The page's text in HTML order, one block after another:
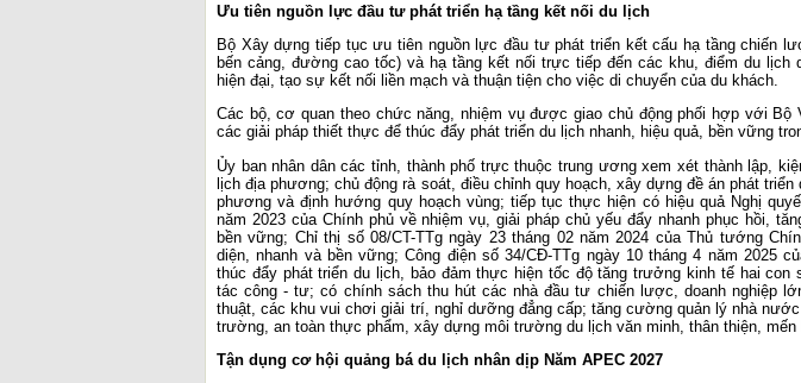
Ưu tiên nguồn lực đầu tư phát triển hạ tầng kết nối du lịch
Bộ Xây dựng tiếp tục ưu tiên nguồn lực đầu tư phát triển kết cấu hạ tầng chiến
bến cảng, đường cao tốc) và hạ tầng kết nối trực tiếp đến các khu, điểm du lịch
hiện đại, tạo sự kết nối liền mạch và thuận tiện cho việc di chuyển của du khách.
Các bộ, cơ quan theo chức năng, nhiệm vụ được giao chủ động phối hợp với Bộ
các giải pháp thiết thực để thúc đẩy phát triển du lịch nhanh, hiệu quả, bền vững
Ủy ban nhân dân các tỉnh, thành phố trực thuộc trung ương xem xét thành lập,
lịch địa phương; chủ động rà soát, điều chỉnh quy hoạch, xây dựng đề án phát
phương và định hướng quy hoạch vùng; tiếp tục thực hiện có hiệu quả Nghị
năm 2023 của Chính phủ về nhiệm vụ, giải pháp chủ yếu đẩy nhanh phục hồi,
bền vững; Chỉ thị số 08/CT-TTg ngày 23 tháng 02 năm 2024 của Thủ tướng
diện, nhanh và bền vững; Công điện số 34/CĐ-TTg ngày 10 tháng 4 năm 2025
thúc đẩy phát triển du lịch, bảo đảm thực hiện tốc độ tăng trưởng kinh tế hai con
tác công - tư; có chính sách thu hút các nhà đầu tư chiến lược, doanh nghiệp
thuật, các khu vui chơi giải trí, nghỉ dưỡng đẳng cấp; tăng cường quản lý nhà
trường, an toàn thực phẩm, xây dựng môi trường du lịch văn minh, thân thiện, mến
Tận dụng cơ hội quảng bá du lịch nhân dịp Năm APEC 2027